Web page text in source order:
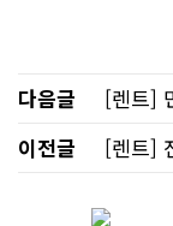
다음글
[렌트]
이전글
[렌트]